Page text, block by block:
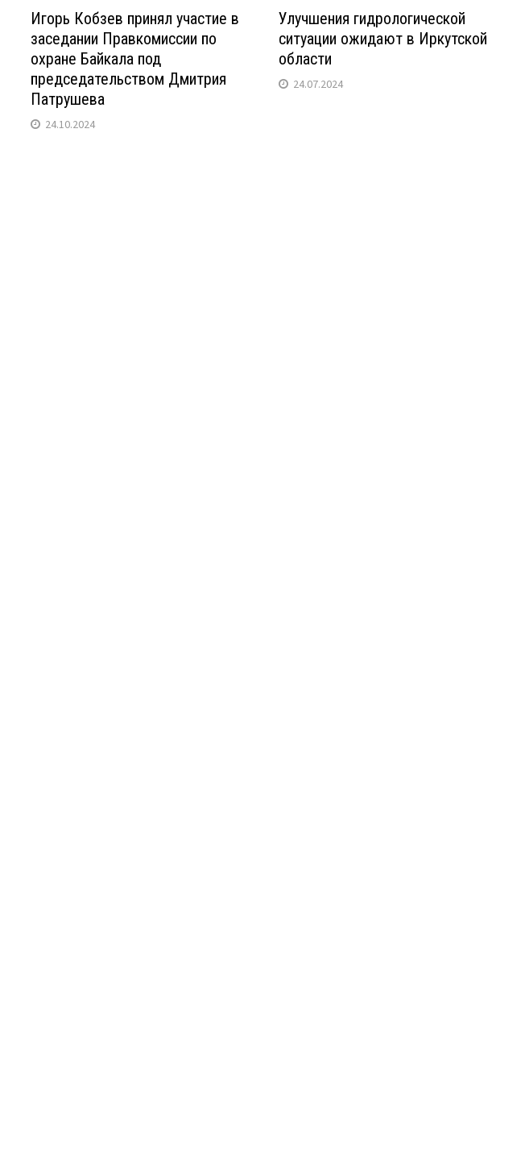
Игорь Кобзев принял участие в
заседании Правкомиссии по
охране Байкала под
председательством Дмитрия
Патрушева
24.10.2024
Улучшения гидрологической
ситуации ожидают в Иркутской
области
24.07.2024